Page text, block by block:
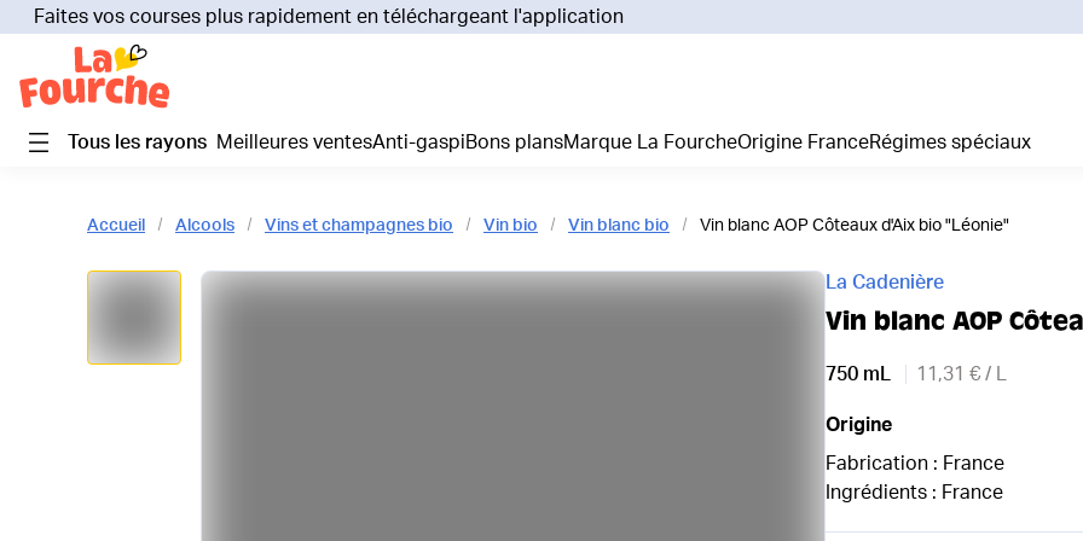
Faites vos courses plus rapidement en téléchargeant l'application
Je
Tous les rayons Meilleures ventes Anti-gaspi Bons plans Marque La Fourche Origine France Régimes spéciaux
Accueil Alcools Vins et champagnes bio Vin bio Vin blanc bio Vin blanc AOP Côteaux d'Aix bio "Léonie"
La Cadenière
Vin blanc AOP
750 mL 11,31 € / L
Origine
Fabrication : France
Ingrédients : France